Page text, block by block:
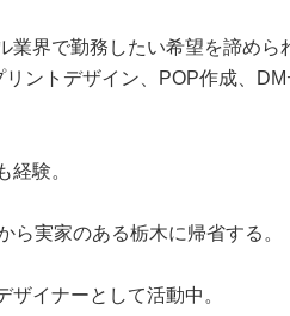
業界で勤務したい希望を諦めら
ントデザイン、POP作成、
験。
実家のある栃木に帰省する。
イナーとして活動中。